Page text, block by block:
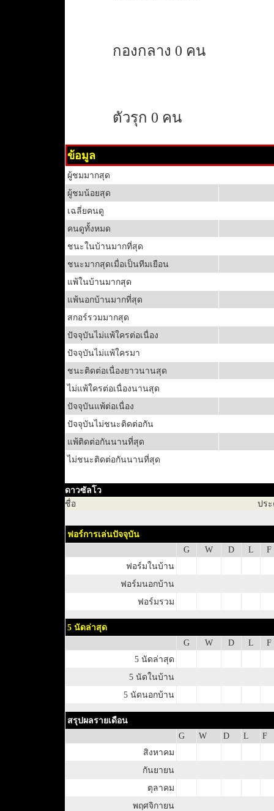
กองกลาง 0 คน
ตัวรุก 0 คน
ข้อมูล
ผู้ชมมากสุด
ผู้ชมน้อยสุด
เฉลี่ยคนดู
คนดูทั้งหมด
ชนะในบ้านมากที่สุด
ชนะมากสุดเมื่อเป็นทีมเยือน
แพ้ในบ้านมากสุด
แพ้นอกบ้านมากที่สุด
สกอร์รวมมากสุด
ปัจจุบันไม่แพ้ใครต่อเนื่อง
ปัจจุบันไม่แพ้ใครมา
ชนะติดต่อเนื่องยาวนานสุด
ไม่แพ้ใครต่อเนื่องนานสุด
ปัจจุบันแพ้ต่อเนื่อง
ปัจจุบันไม่ชนะติดต่อกัน
แพ้ติดต่อกันนานที่สุด
ไม่ชนะติดต่อกันนานที่สุด
ดาวซัลโว
ชื่อ
ปร
ฟอร์การเล่นปัจจุบัน
G
W D L
F
ฟอร์มในบ้าน
ฟอร์มนอกบ้าน
ฟอร์มรวม
5 นัดล่าสุด
G
W D L
F
5 นัดล่าสุด
5 นัดในบ้าน
5 นัดนอกบ้าน
สรุปผลรายเดือน
G
W D L
F
สิงหาคม
กันยายน
ตุลาคม
พฤศจิกายน